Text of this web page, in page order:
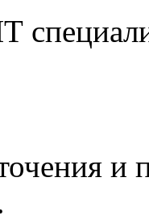
и